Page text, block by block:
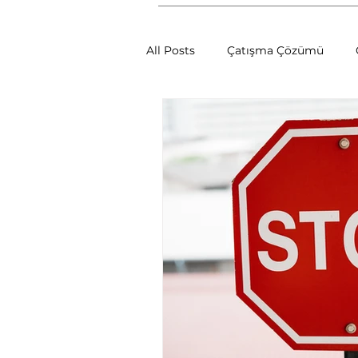
All Posts Çatışma Çözümü
Çatışmalara Müdahale
Sosyal Psikoloji
Çatışma Çözümünün Dinamikleri